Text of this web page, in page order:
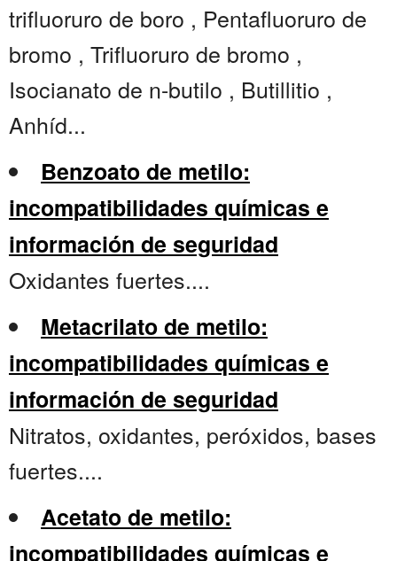
trifluoruro de boro , Pentafluoruro de
bromo , Trifluoruro de bromo ,
Isocianato de n-butilo , Butillitio ,
Anhíd...
Benzoato de metilo:
incompatibilidades químicas e
información de seguridad
Oxidantes fuertes....
Metacrilato de metilo:
incompatibilidades químicas e
información de seguridad
Nitratos, oxidantes, peróxidos, bases
fuertes....
Acetato de metilo:
incompatibilidades químicas e